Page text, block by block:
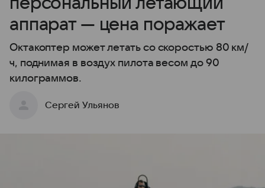
аппарат — цена поражает
Октакоптер может летать со скоростью 80 км/
ч, поднимая в воздух пилота весом до 90
килограммов.
Сергей Ульянов